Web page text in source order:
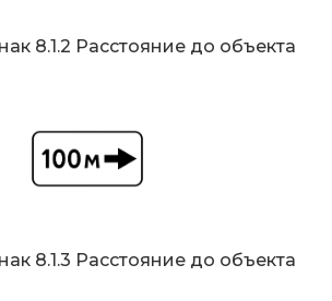
8.1.2 Расстояние до объекта
8.1.3 Расстояние до объекта